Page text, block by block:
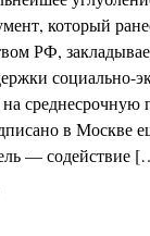
который
РФ,
социально-
среднесрочную
в Москве
— содействие